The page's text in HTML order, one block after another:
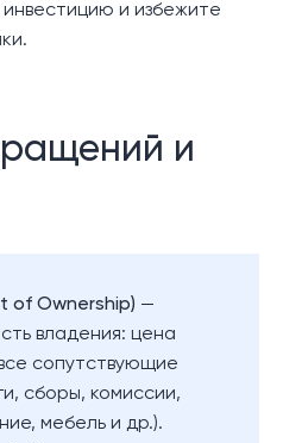
и избежите
и
of Ownership) —
владения: цена
сопутствующие
сборы, комиссии,
мебель и др.).